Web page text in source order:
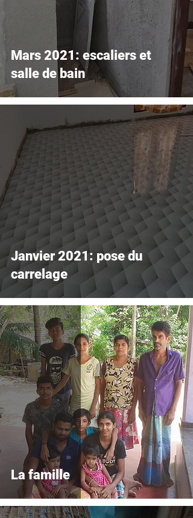
Mars 2021: escaliers et
salle de bain
Janvier 2021: pose du
carrelage
La famille